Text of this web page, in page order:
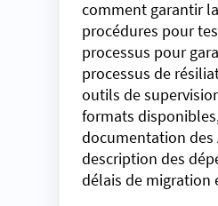
comment garantir
procédures pour
processus pour
processus de
outils de
formats
documentation des
description des
délais de migration